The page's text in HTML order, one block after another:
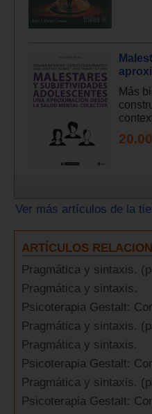
Más
Ver más artículos de la
ARTÍCULOS
Pragmática y sintaxis.
Pragmática y sintaxis.
Psicoterapia Gestalt:
Pragmática y sintaxis.
Pragmática y sintaxis.
Psicoterapia Gestalt:
Pragmática y sintaxis.
Psicoterapia Gestalt: